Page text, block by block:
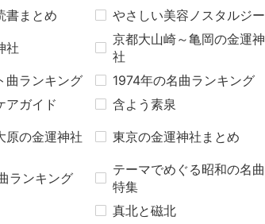
書まとめ やさしい美容ノスタルジー
社
京都大山崎～亀岡の金運神
社
曲ランキング 1974年の名曲ランキング
アガイド 含よう素泉
原の金運神社 東京の金運神社まとめ
ランキング
テーマでめぐる昭和の名曲
特集
真北と磁北